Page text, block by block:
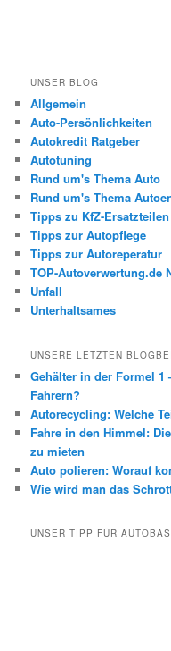
UNSER BLOG
Allgemein
Auto-Persönlichkeiten
Autokredit Ratgeber
Autotuning
Rund um's Thema Auto
Rund um's Thema
Tipps zu KfZ-Ersatzteilen
Tipps zur Autopflege
Tipps zur Autoreperatur
TOP-Autoverwertung.de
Unfall
Unterhaltsames
UNSERE LETZTEN
Gehälter in der Formel 1
Fahrern?
Autorecycling: Welche
Fahre in den Himmel:
zu mieten
Auto polieren: Worauf
Wie wird man das
UNSER TIPP FÜR